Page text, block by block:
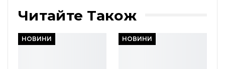
Читайте Також
НОВИНИ НОВИНИ